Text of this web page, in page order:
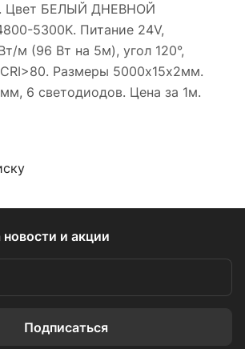
Цвет БЕЛЫЙ ДНЕВНОЙ
5300K. Питание 24V,
м (96 Вт на 5м), угол 120°,
Размеры 5000х15х2мм.
6 светодиодов. Цена за 1м.
новости и акции
Подписаться